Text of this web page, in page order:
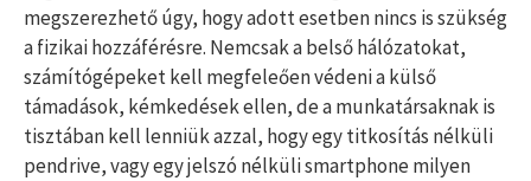
megszerezhető úgy, hogy adott esetben nincs is szükség
a fizikai hozzáférésre. Nemcsak a belső hálózatokat,
számítógépeket kell megfeleően védeni a külső
támadások, kémkedések ellen, de a munkatársaknak is
tisztában kell lenniük azzal, hogy egy titkosítás nélküli
pendrive, vagy egy jelszó nélküli smartphone milyen